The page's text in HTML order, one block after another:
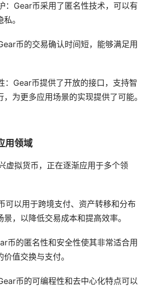
：Gear币采用了匿名性技术，可以有
。
币的交易确认时间短，能够满足用
：Gear币提供了开放的接口，支持智
，为更多应用场景的实现提供了可能。
用领域
虚拟货币，正在逐渐应用于多个领
可以用于跨境支付、资产转移和分布
，以降低交易成本和提高效率。
币的匿名性和安全性使其非常适合用
值交换与支付。
币的可编程性和去中心化特点可以